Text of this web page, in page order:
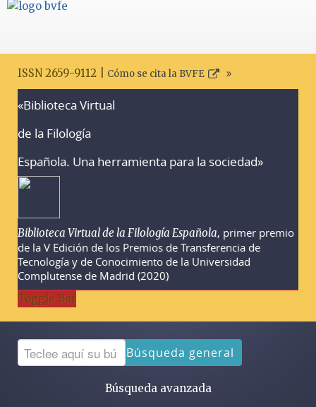
ISSN 2659-9112 | Cómo se cita la BVFE
«Biblioteca Virtual
de la Filología
Española. Una herramienta para la sociedad»
Biblioteca Virtual de la Filología Española, primer premio
de la V Edición de los Premios de Transferencia de
Tecnología y de Conocimiento de la Universidad
Complutense de Madrid (2020)
Toggle Bar
Búsqueda general
Búsqueda avanzada